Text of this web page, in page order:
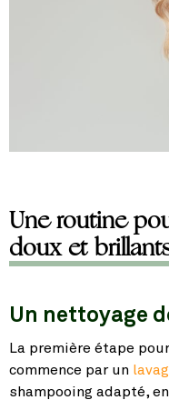
Une routine
doux et
Un nettoyage
La première étape
commence par un
shampooing adapté,